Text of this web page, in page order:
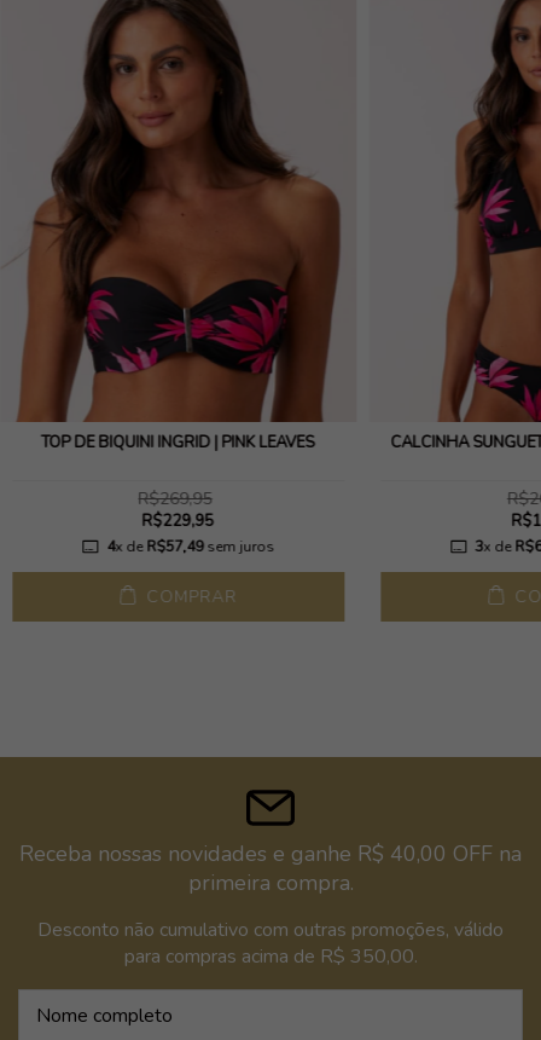
TOP DE BIQUINI INGRID | PINK LEAVES
R$269,95
R$229,95
4x deR$57,49sem juros
COMPRAR
CALCINHA
3x de
Receba nossas novidades e ganhe R$ 40,00 OFF na
primeira compra.
Desconto não cumulativo com outras promoções, válido
para compras acima de R$ 350,00.